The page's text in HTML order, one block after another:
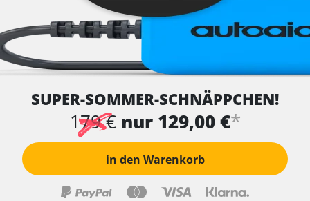
SUPER-SOMMER-SCHNÄPPCHEN!
179 € nur 129,00 €*
in den Warenkorb